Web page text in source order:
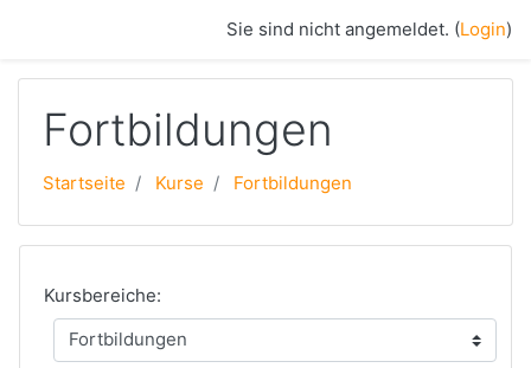
Sie sind nicht angemeldet. (Login)
Fortbildungen
Startseite Kurse Fortbildungen
Kursbereiche: